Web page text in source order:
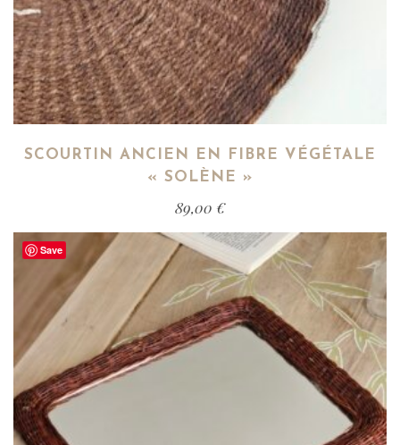
SCOURTIN ANCIEN EN FIBRE VÉGÉTALE
« SOLÈNE »
89,00 €
Save